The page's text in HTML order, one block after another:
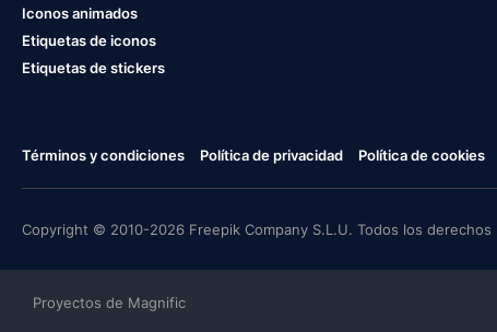
Iconos animados
Etiquetas de iconos
Etiquetas de stickers
Términos y condiciones Política de privacidad Política de cookies
Copyright © 2010-2026 Freepik Company S.L.U. Todos los derechos
Proyectos de Magnific